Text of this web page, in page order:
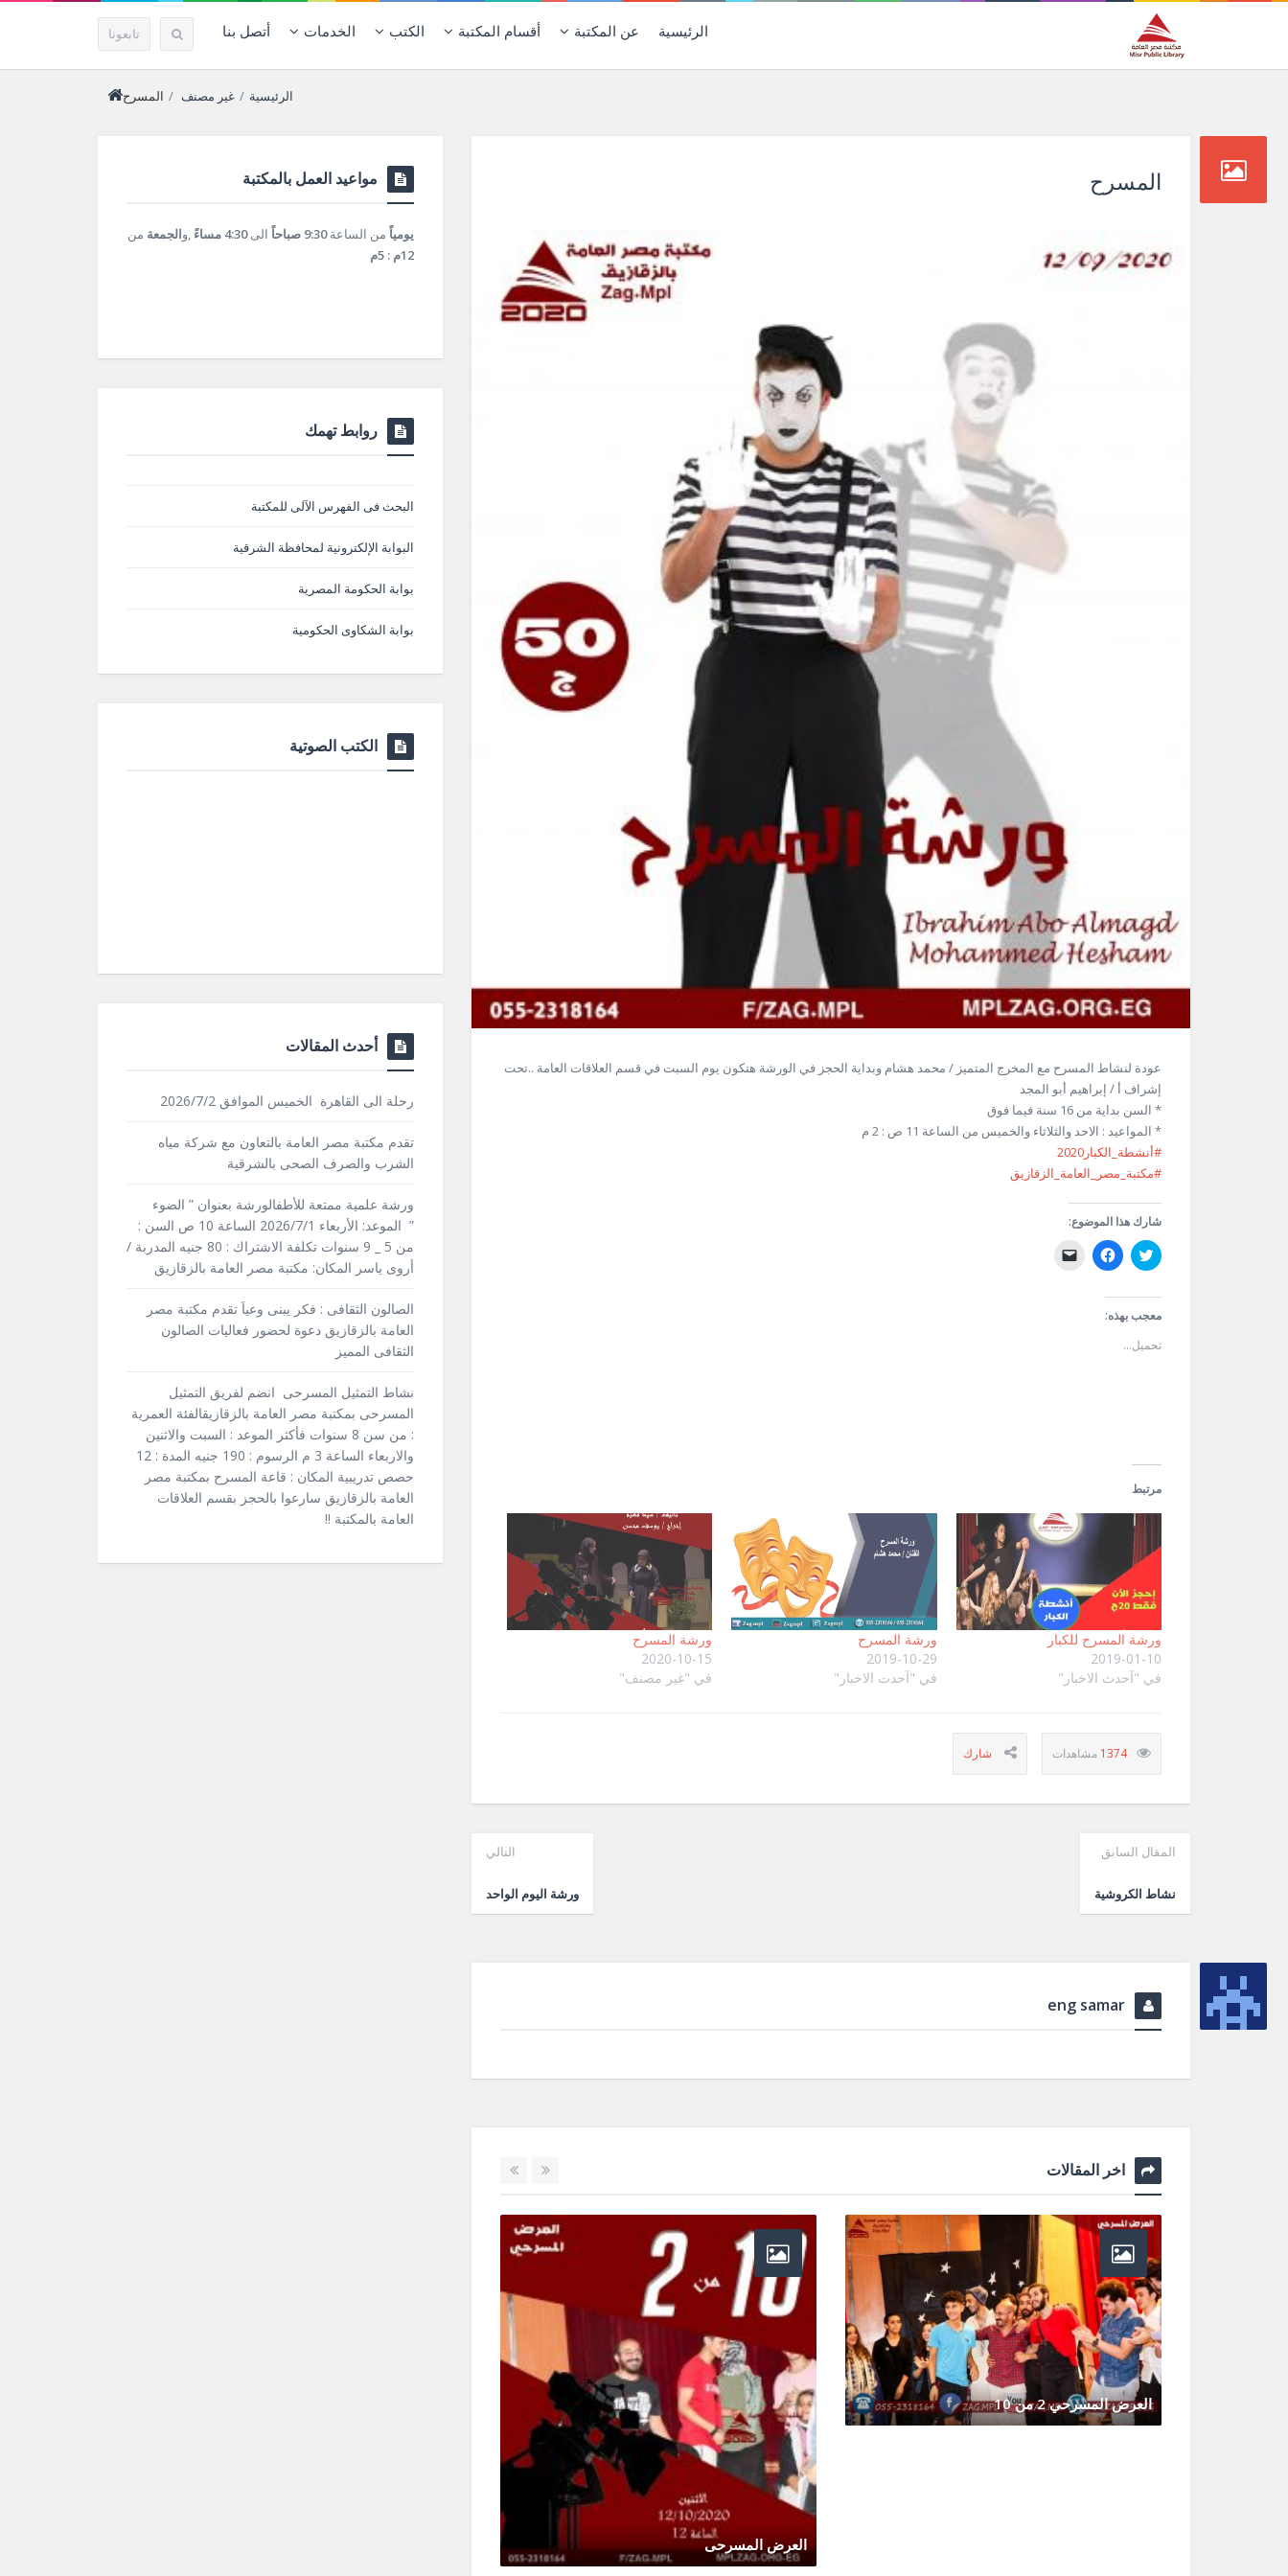
تابعونا الرئيسية عن المكتبة أقسام المكتبة الكتب الخدمات أتصل بنا
الرئيسية / غير مصنف / المسرح
المسرح
عودة لنشاط المسرح مع المخرج المتميز / محمد هشام وبداية الحجز في الورشة هتكون يوم السبت في قسم العلاقات العامة ..تحت
إشراف أ / إبراهيم أبو المجد
* السن بداية من 16 سنة فيما فوق
* المواعيد : الاحد والثلاثاء والخميس من الساعة 11 ص : 2 م
#أنشطة_الكبار2020
#مكتبة_مصر_العامة_الزقازيق
شارك هذا الموضوع:
اضغط
للمشاركة
(فتح
في
نافذة
انقر
للمشاركة
معجب بهذه:
تحميل...
مرتبط
ورشة المسرح للكبار
2019-01-10
في "آحدث الاخبار"
ورشة المسرح
2019-10-29
في "آحدث الاخبار"
ورشة المسرح
2020-10-15
في "غير مصنف"
1374
المقال السابق
نشاط الكروشية
التالي
ورشة اليوم الواحد
eng samar
اخر المقالات
العرض المسرحي 2 من 10
العرض المسرحى
مواعيد العمل بالمكتبة
يومياً من الساعة9:30 صباحاً الى4:30 مساءً ,والجمعة من
12م : 5م
روابط تهمك
البحث فى الفهرس الآلى للمكتبة
البوابة الإلكترونية لمحافظة الشرقية
بوابة الحكومة المصرية
بوابة الشكاوى الحكومية
الكتب الصوتية
أحدث المقالات
رحلة الى القاهرة الخميس الموافق 2026/7/2
تقدم مكتبة مصر العامة بالتعاون مع شركة مياه
الشرب والصرف الصحى بالشرقية
ورشة علمية ممتعة للأطفالورشة بعنوان ” الضوء
” الموعد: الأربعاء 2026/7/1 الساعة 10 ص السن :
من 5 _ 9 سنوات تكلفة الاشتراك : 80 جنيه المدربة /
أروى ياسر المكان: مكتبة مصر العامة بالزقازيق
الصالون الثقافى : فكر يبنى وعياَ تقدم مكتبة مصر
العامة بالزقازيق دعوة لحضور فعاليات الصالون
الثقافى المميز
نشاط التمثيل المسرحى انضم لفريق التمثيل
المسرحى بمكتبة مصر العامة بالزقازيقالفئة العمرية
: من سن 8 سنوات فأكثر الموعد : السبت والاثنين
والاربعاء الساعة 3 م الرسوم : 190 جنيه المدة : 12
حصص تدريبية المكان : قاعة المسرح بمكتبة مصر
العامة بالزقازيق سارعوا بالحجز بقسم العلاقات
العامة بالمكتبة !!